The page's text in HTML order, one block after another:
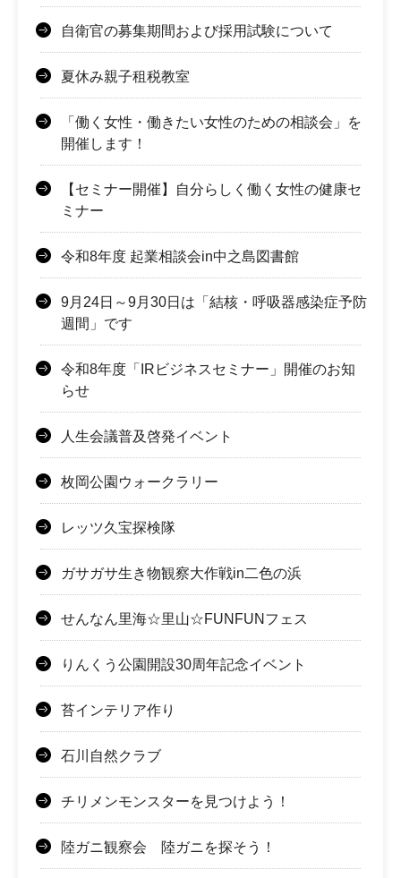
自衛官の募集期間および採用試験について
夏休み親子租税教室
「働く女性・働きたい女性のための相談会」を
開催します！
【セミナー開催】自分らしく働く女性の健康セ
ミナー
令和8年度 起業相談会in中之島図書館
9月24日～9月30日は「結核・呼吸器感染症予防
週間」です
令和8年度「IRビジネスセミナー」開催のお知
らせ
人生会議普及啓発イベント
枚岡公園ウォークラリー
レッツ久宝探検隊
ガサガサ生き物観察大作戦in二色の浜
せんなん里海☆里山☆FUNFUNフェス
りんくう公園開設30周年記念イベント
苔インテリア作り
石川自然クラブ
チリメンモンスターを見つけよう！
陸ガニ観察会 陸ガニを探そう！